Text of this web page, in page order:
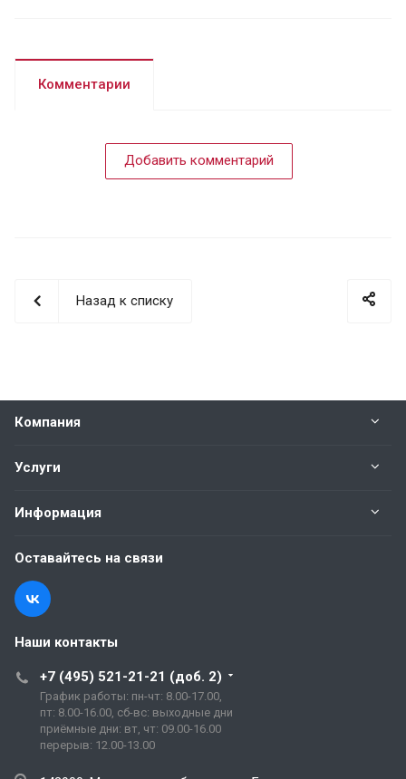
Комментарии
Добавить комментарий
Назад к списку
Компания
Услуги
Информация
Оставайтесь на связи
Наши контакты
+7 (495) 521-21-21 (доб. 2)
График работы: пн-чт: 8.00-17.00,
пт: 8.00-16.00, сб-вс: выходные дни
приёмные дни: вт, чт: 09.00-16.00
перерыв: 12.00-13.00